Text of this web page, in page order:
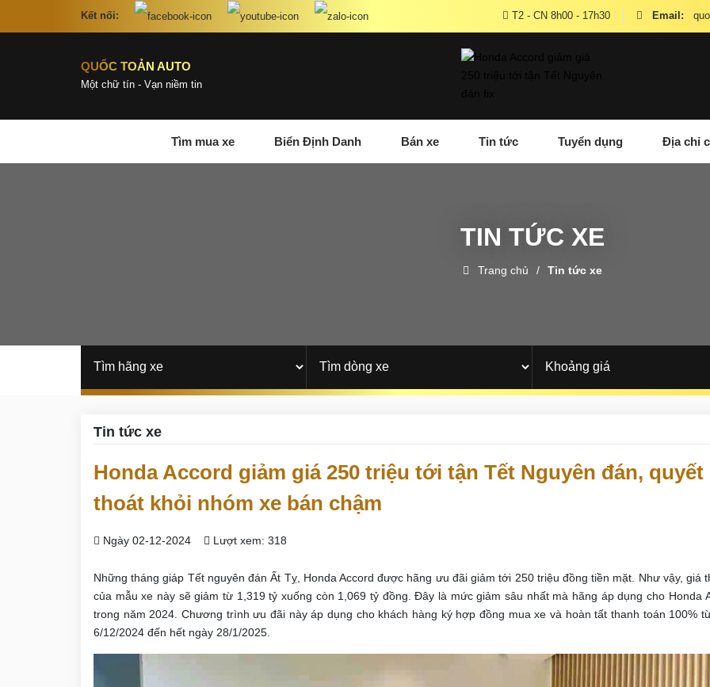
Kết nối: T2 - CN 8h00 - 17h30 Email:
QUỐC TOẢN AUTO
Một chữ tín - Vạn niềm tin
Tìm mua xe Biển Định Danh Bán xe Tin tức Tuyển dụng Địa chỉ
TIN TỨC XE
Trang chủ Tin tức xe
Tin tức xe
Honda Accord giảm giá 250 triệu tới tận Tết Nguyên đán, quyết
thoát khỏi nhóm xe bán chậm
Ngày 02-12-2024 Lượt xem: 318
Những tháng giáp Tết nguyên đán Ất Tỵ, Honda Accord được hãng ưu đãi giảm tới 250 triệu đồng tiền mặt. Như vậy, giá
của mẫu xe này sẽ giảm từ 1,319 tỷ xuống còn 1,069 tỷ đồng. Đây là mức giảm sâu nhất mà hãng áp dụng cho Honda
trong năm 2024. Chương trình ưu đãi này áp dụng cho khách hàng ký hợp đồng mua xe và hoàn tất thanh toán 100%
6/12/2024 đến hết ngày 28/1/2025.